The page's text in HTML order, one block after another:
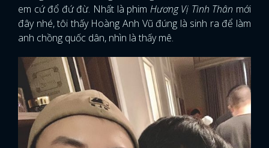
em cứ đổ đứ đừ. Nhất là phim Hương Vị Tình Thân mới
đây nhé, tôi thấy Hoàng Anh Vũ đúng là sinh ra để làm
anh chồng quốc dân, nhìn là thấy mê.